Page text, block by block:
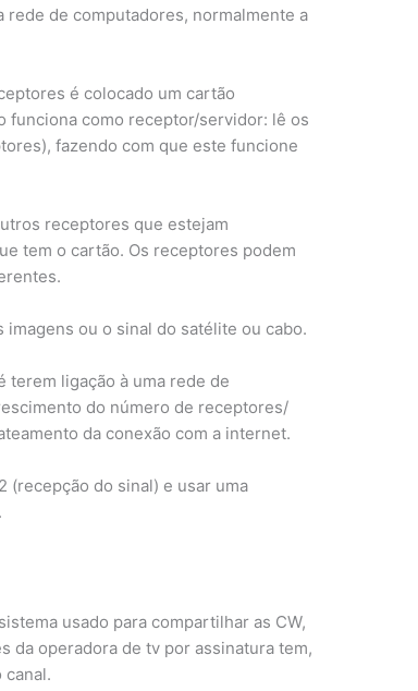
de computadores, normalmente a
é colocado um cartão
funciona como receptor/servidor: lê os
fazendo com que este funcione
receptores que estejam
tem o cartão. Os receptores podem
ou o sinal do satélite ou cabo.
terem ligação à uma rede de
do número de receptores/
da conexão com a internet.
(recepção do sinal) e usar uma
usado para compartilhar as CW,
da operadora de tv por assinatura tem,
canal.